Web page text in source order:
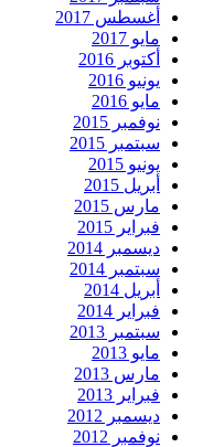
أغسطس 2017
مايو 2017
أكتوبر 2016
يونيو 2016
مايو 2016
نوفمبر 2015
سبتمبر 2015
يونيو 2015
أبريل 2015
مارس 2015
فبراير 2015
ديسمبر 2014
سبتمبر 2014
أبريل 2014
فبراير 2014
سبتمبر 2013
مايو 2013
مارس 2013
فبراير 2013
ديسمبر 2012
نوفمبر 2012